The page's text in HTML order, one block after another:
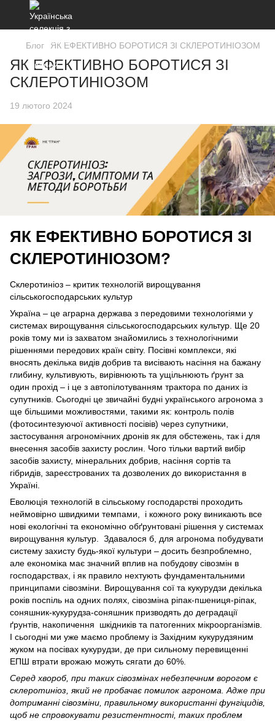
Блог ЯК ЕФЕКТИВНО БОРОТИСЯ ЗІ СКЛЕРОТИНІОЗОМ
ЯК ЕФЕКТИВНО БОРОТИСЯ ЗІ
СКЛЕРОТИНІОЗОМ
19 лютого 2024
ЯК ЕФЕКТИВНО БОРОТИСЯ ЗІ
СКЛЕРОТИНІОЗОМ?
Склеротиніоз – критик технологій вирощування
сільськогосподарських культур
Україна – це аграрна держава з передовими технологіями у
системах вирощування сільськогосподарських культур. Ще 20
років тому ми із захватом знайомились з технологічними
рішеннями передових країн світу. Посівні комплекси, які
вносять декілька видів добрив та висівають насіння на бажану
глибину, культивують, вирівнюють та ущільнюють ґрунт за
один прохід – і це з автопілотуванням трактора по даних із
супутників. Сьогодні це звичайні будні українського агронома з
ще більшими можливостями, такими як: контроль полів
(фотосинтезуючої активності посівів) через супутники,
застосування агрономічних дронів як для обстежень, так і для
внесення засобів захисту рослин. Чого тільки вартий вибір
засобів захисту, мінеральних добрив, насіння сортів та
гібридів, зареєстрованих та дозволених до використання в
Україні.
Еволюція технологій в сільському господарстві проходить
неймовірно швидкими темпами, і кожного року виникають все
нові екологічні та економічно обґрунтовані рішення у системах
вирощування культур. Здавалося б, для агронома побудувати
систему захисту будь-якої культури – досить безпроблемно,
але економіка має значний вплив на побудову сівозмін в
господарствах, і як правило нехтують фундаментальними
принципами сівозміни. Вирощування сої та кукурудзи декілька
років поспіль на одних полях, сівозміна ріпак-пшениця-ріпак,
соняшник-кукурудза-соняшник призводять до деградації
ґрунтів, накопичення шкідників та патогенних мікроорганізмів.
І сьогодні ми уже маємо проблему із Західним кукурудзяним
жуком на посівах кукурудзи, де при сильному перевищенні
ЕПШ втрати врожаю можуть сягати до 60%.
Серед хвороб, при таких сівозмінах небезпечним ворогом є
склеротиніоз, який не пробачає помилок агронома. Адже при
дотриманні сівозміни, правильному використанні фунгіцидів,
щоб не спровокувати резистентності, таких проблем